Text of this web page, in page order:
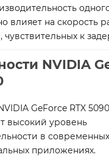
влияет на скорость
к
NVIDIA
GeForce RTX 5090
высокий уровень
в
приложениях.